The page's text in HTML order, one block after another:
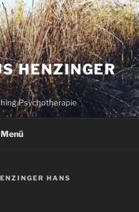
HENZINGER
Psychotherapie
Menü
HANS